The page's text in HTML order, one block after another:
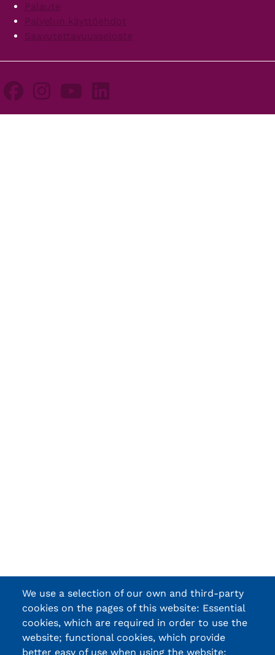
Palaute
Palvelun käyttöehdot
Saavutettavuusseloste
We use a selection of our own and third-party
cookies on the pages of this website: Essential
cookies, which are required in order to use the
website; functional cookies, which provide
better easy of use when using the website;